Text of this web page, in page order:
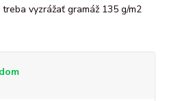
vyzrážať gramáž 135 g/m2